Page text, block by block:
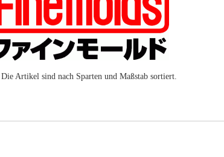
Artikel sind nach Sparten und Maßstab sortiert.